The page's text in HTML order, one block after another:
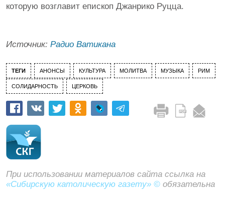
которую возглавит епископ Джанрико Руцца.
Источник: Радио Ватикана
ТЕГИ АНОНСЫ КУЛЬТУРА МОЛИТВА МУЗЫКА РИМ
СОЛИДАРНОСТЬ ЦЕРКОВЬ
При использовании материалов сайта ссылка на
«Сибирскую католическую газету» © обязательна